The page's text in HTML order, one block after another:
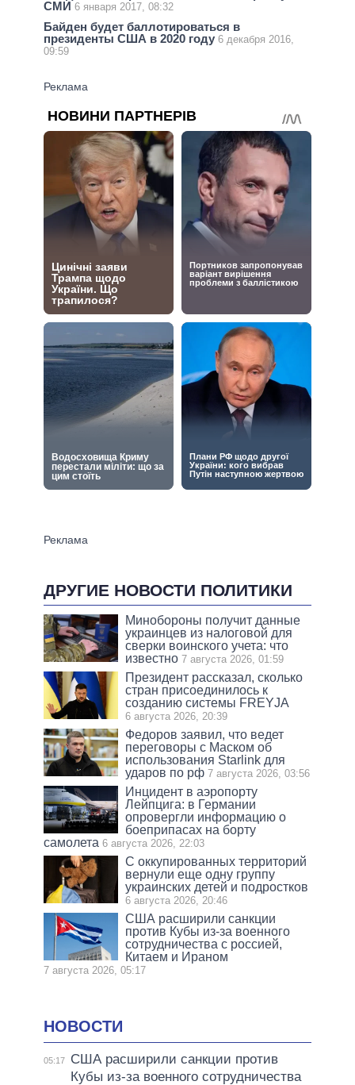
СМИ 6 января 2017, 08:32
Байден будет баллотироваться в
президенты США в 2020 году 6 декабря 2016,
09:59
ДРУГИЕ НОВОСТИ ПОЛИТИКИ
Минобороны получит данные
украинцев из налоговой для
сверки воинского учета: что
известно 7 августа 2026, 01:59
Президент рассказал, сколько
стран присоединилось к
созданию системы FREYJA
6 августа 2026, 20:39
Федоров заявил, что ведет
переговоры с Маском об
использования Starlink для
ударов по рф 7 августа 2026, 03:56
Инцидент в аэропорту
Лейпцига: в Германии
опровергли информацию о
боеприпасах на борту
самолета 6 августа 2026, 22:03
С оккупированных территорий
вернули еще одну группу
украинских детей и подростков
6 августа 2026, 20:46
США расширили санкции
против Кубы из-за военного
сотрудничества с россией,
Китаем и Ираном
7 августа 2026, 05:17
НОВОСТИ
05:17
США расширили санкции против
Кубы из-за военного сотрудничества